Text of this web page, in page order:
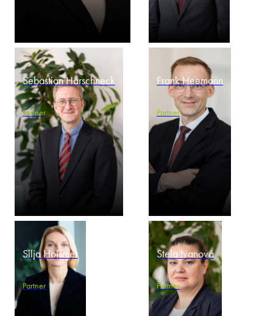
Sebastian Harschneck
Partner
Frank Heemann
Partner
Silja Holsmer
Partner
Stela Ivanová
Partner